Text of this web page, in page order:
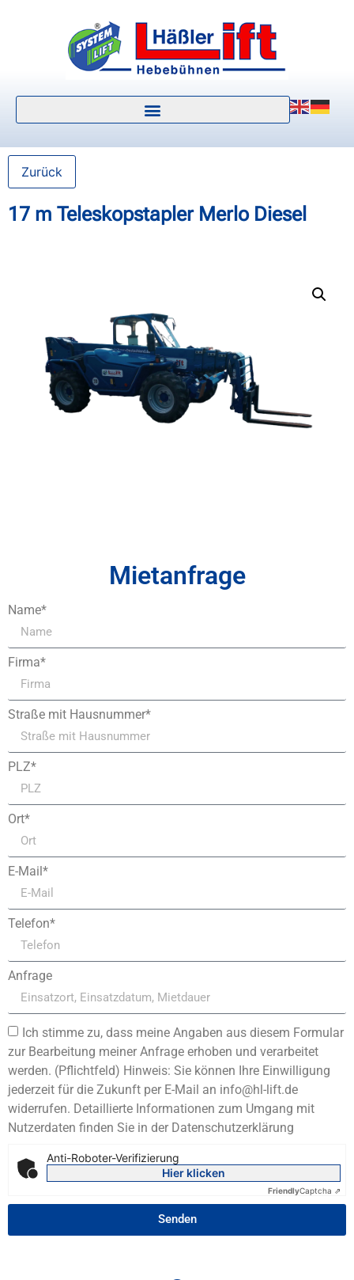
Zurück
17 m Teleskopstapler Merlo Diesel
Mietanfrage
Name*
Firma*
Straße mit Hausnummer*
PLZ*
Ort*
E-Mail*
Telefon*
Anfrage
Ich stimme zu, dass meine Angaben aus diesem Formular
zur Bearbeitung meiner Anfrage erhoben und verarbeitet
werden. (Pflichtfeld) Hinweis: Sie können Ihre Einwilligung
jederzeit für die Zukunft per E-Mail an info@hl-lift.de
widerrufen. Detaillierte Informationen zum Umgang mit
Nutzerdaten finden Sie in der Datenschutzerklärung
Anti-Roboter-Verifizierung
Hier klicken
FriendlyCaptcha ⇗
Senden